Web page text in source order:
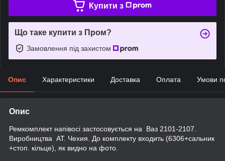
Купити з
Що таке купити з Пром?
Замовлення під захистом
Опис Характеристики Доставка Оплата Умови
Опис
Ремкомплект напівосі застосовується на Ваз 2101-2107.
Виробництва АТ. Чехия. До комплекту входить (6306+сальник
+стоп. кільце), як видно на фото.